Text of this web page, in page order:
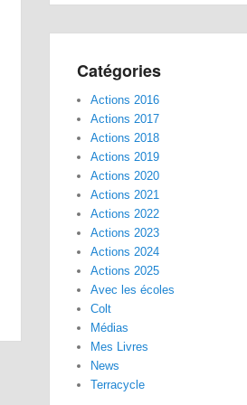
Catégories
Actions 2016
Actions 2017
Actions 2018
Actions 2019
Actions 2020
Actions 2021
Actions 2022
Actions 2023
Actions 2024
Actions 2025
Avec les écoles
Colt
Médias
Mes Livres
News
Terracycle